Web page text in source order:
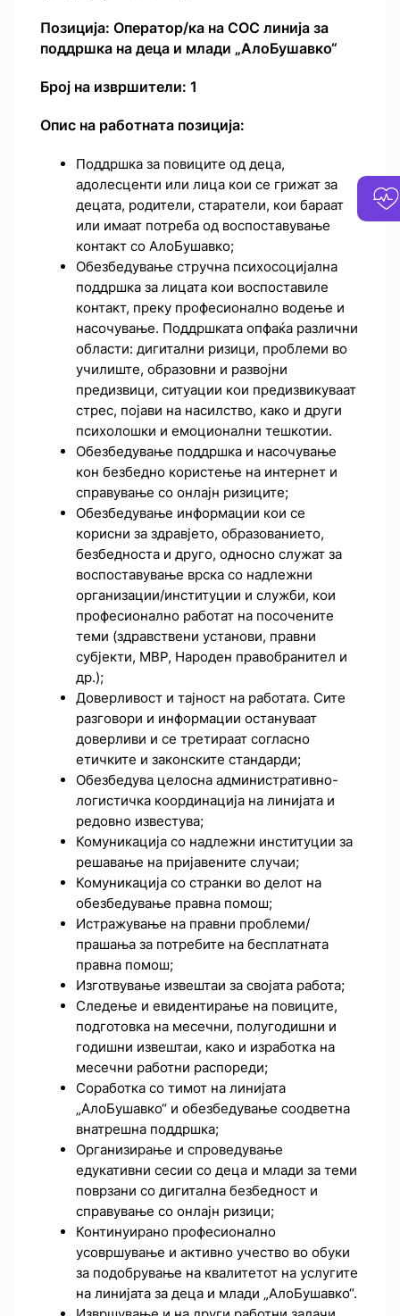
Позиција: Оператор/ка на СОС линија за
поддршка на деца и млади „АлоБушавко“
Број на извршители: 1
Опис на работната позиција:
Поддршка за повиците од деца,
адолесценти или лица кои се грижат за
децата, родители, старaтели, кои бараат
или имаат потреба од воспоставување
контакт со АлоБушавко;
Обезбедување стручна психосоцијална
поддршка за лицата кои воспоставиле
контакт, преку професионално водење и
насочување. Поддршката опфаќа различни
области: дигитални ризици, проблеми во
училиште, образовни и развојни
предизвици, ситуации кои предизвикуваат
стрес, појави на насилство, како и други
психолошки и емоционални тешкотии.
Обезбедување поддршка и насочување
кон безбедно користење на интернет и
справување со онлајн ризиците;
Обезбедување информации кои се
корисни за здравјето, образованието,
безбедноста и друго, односно служат за
воспоставување врска со надлежни
организации/институции и служби, кои
професионално работат на посочените
теми (здравствени установи, правни
субјекти, МВР, Народен правобранител и
др.);
Доверливост и тајност на работата. Сите
разговори и информации остануваат
доверливи и се третираат согласно
етичките и законските стандарди;
Обезбедува целосна административно-
логистичка координација на линијата и
редовно известува;
Комуникација со надлежни институции за
решавање на пријавените случаи;
Комуникација со странки во делот на
обезбедување правна помош;
Истражување на правни проблеми/
прашања за потребите на бесплатната
правна помош;
Изготвување извештаи за својата работа;
Следење и евидентирање на повиците,
подготовка на месечни, полугодишни и
годишни извештаи, како и изработка на
месечни работни распореди;
Соработка со тимот на линијата
„АлоБушавко“ и обезбедување соодветна
внатрешна поддршка;
Организирање и спроведување
едукативни сесии со деца и млади за теми
поврзани со дигитална безбедност и
справување со онлајн ризици;
Континуирано професионално
усовршување и активно учество во обуки
за подобрување на квалитетот на услугите
на линијата за деца и млади „АлоБушавко“.